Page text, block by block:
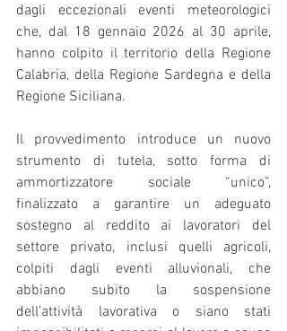
dagli eccezionali eventi meteorologici
che, dal 18 gennaio 2026 al 30 aprile,
hanno colpito il territorio della Regione
Calabria, della Regione Sardegna e della
Regione Siciliana.
Il provvedimento introduce un nuovo
strumento di tutela, sotto forma di
ammortizzatore sociale “unico”,
finalizzato a garantire un adeguato
sostegno al reddito ai lavoratori del
settore privato, inclusi quelli agricoli,
colpiti dagli eventi alluvionali, che
abbiano subito la sospensione
dell’attività lavorativa o siano stati